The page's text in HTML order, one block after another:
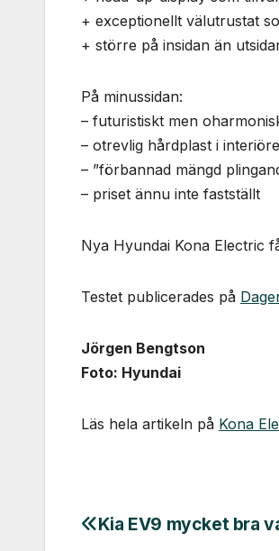
+ exceptionellt välutrustat
+ större på insidan än
På minussidan:
– futuristiskt men
– otrevlig hårdplast i
– ”förbannad mängd
– priset ännu inte fastställt
Nya Hyundai Kona Electric
Testet publicerades på
Jörgen Bengtson
Foto: Hyundai
Läs hela artikeln på Kona
Kia EV9 mycket bra